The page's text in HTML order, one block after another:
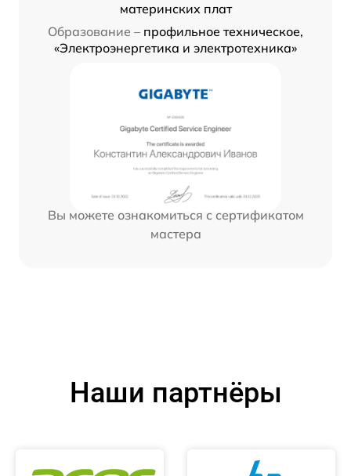
материнских плат
Образование – профильное техническое,
«Электроэнергетика и электротехника»
Вы можете ознакомиться с сертификатом
мастера
Наши партнёры